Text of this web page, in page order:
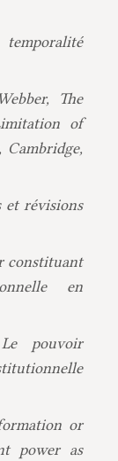
The
of
et révisions
constituant
en
Le pouvoir
or
power as